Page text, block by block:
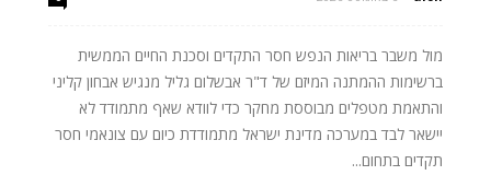
מול משבר בריאות הנפש חסר התקדים וסכנת החיים הממשית
ברשימות ההמתנה המיזם של ד"ר אבשלום גליל מנגיש אבחון קליני
והתאמת מטפלים מבוססת מחקר כדי לוודא שאף מתמודד לא
יישאר לבד במערכה מדינת ישראל מתמודדת כיום עם צונאמי חסר
תקדים בתחום...